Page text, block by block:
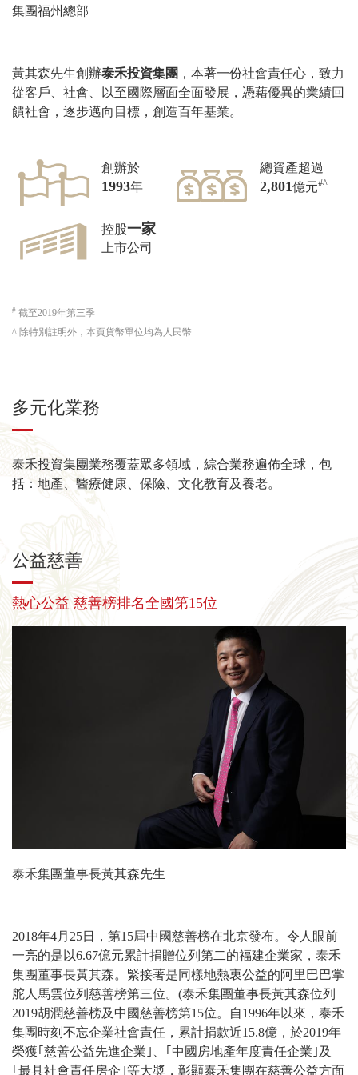
集團福州總部
黃其森先生創辦泰禾投資集團 ，本著一份社會責任心，致力
從客戶、社會、以至國際層面全面發展，憑藉優異的業績回
饋社會，逐步邁向目標，創造百年基業。
創辦於
1993年
總資產超過
2,801億元#^
控股一家
上市公司
# 截至2019年第三季
^ 除特別註明外，本頁貨幣單位均為人民幣
多元化業務
泰禾投資集團業務覆蓋眾多領域，綜合業務遍佈全球，包
括：地產、醫療健康、保險、文化教育及養老。
公益慈善
熱心公益 慈善榜排名全國第15位
泰禾集團董事長黃其森先生
2018年4月25日，第15屆中國慈善榜在北京發布。令人眼前
一亮的是以6.67億元累計捐贈位列第二的福建企業家，泰禾
集團董事長黃其森。緊接著是同樣地熱衷公益的阿里巴巴掌
舵人馬雲位列慈善榜第三位。(泰禾集團董事長黃其森位列
2019胡潤慈善榜及中國慈善榜第15位。自1996年以來，泰禾
集團時刻不忘企業社會責任，累計捐款近15.8億，於2019年
榮獲｢慈善公益先進企業｣、｢中國房地產年度責任企業｣及
｢最具社會責任房企｣等大奬，彰顯泰禾集團在慈善公益方面